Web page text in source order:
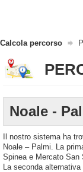
Calcola percorso
Noale -
Il nostro sistema ha
Noale – Palmi. La
Spinea e Mercato San
La seconda